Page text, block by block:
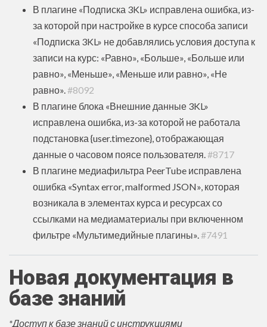
В плагине «Подписка 3KL» исправлена ошибка, из-
за которой при настройке в курсе способа записи
«Подписка 3KL» не добавлялись условия доступа к
записи на курс: «Равно», «Больше», «Больше или
равно», «Меньше», «Меньше или равно», «Не
равно».#8092
В плагине блока «Внешние данные 3KL»
исправлена ошибка, из-за которой не работала
подстановка {user.timezone}, отображающая
данные о часовом поясе пользователя.#8717
В плагине медиафильтра PeerTube исправлена
ошибка «Syntax error, malformed JSON», которая
возникала в элементах курса и ресурсах со
ссылками на медиаматериалы при включенном
фильтре «Мультимедийные плагины».#7491
Новая документация в
базе знаний
*Доступ к базе знаний с инструкциями